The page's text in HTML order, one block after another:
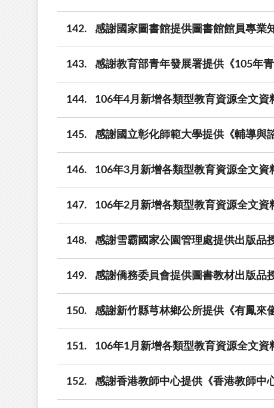
142 感謝國家圖書館提供圖書館館員專業
143 感謝教育部青年發展署提供《105年
144 106年4月新增各類型教育資源全文資
145 感謝國立彰化師範大學提供《輔導與
146 106年3月新增各類型教育資源全文資
147 106年2月新增各類型教育資源全文資
148 感謝雪霸國家公園管理處提供出版品
149 感謝僑務委員會提供圖書教材出版品
150 感謝新竹縣芎林鄉公所提供《有鳳來
151 106年1月新增各類型教育資源全文資
152 感謝香港教師中心提供《香港教師中